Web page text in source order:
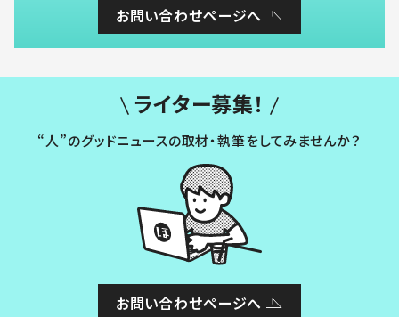
お問い合わせページへ
ライター募集！
“人”のグッドニュースの取材・執筆をしてみませんか？
お問い合わせページへ